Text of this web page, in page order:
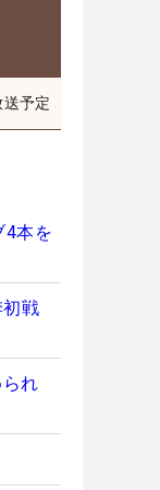
予定
4本を
戦
れ